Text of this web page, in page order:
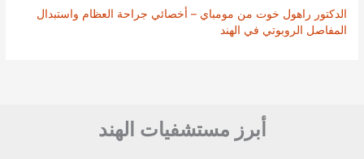
الدكتور راهول خوت من مومباي – أخصائي جراحة العظام واستبدال
المفاصل الروبوتي في الهند
أبرز مستشفيات الهند